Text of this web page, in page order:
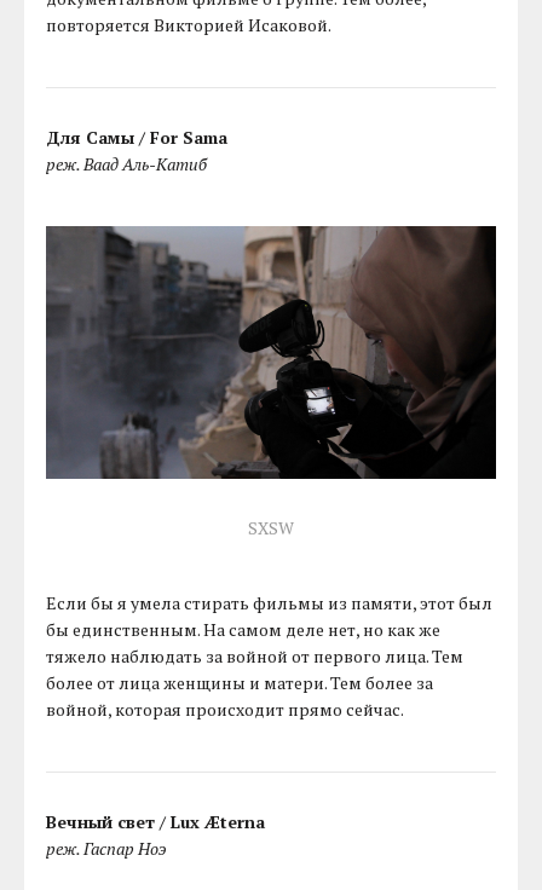
повторяется Викторией Исаковой.
Для Самы / For Sama
реж. Ваад Аль-Катиб
SXSW
Если бы я умела стирать фильмы из памяти, этот был
бы единственным. На самом деле нет, но как же
тяжело наблюдать за войной от первого лица. Тем
более от лица женщины и матери. Тем более за
войной, которая происходит прямо сейчас.
Вечный свет / Lux Æterna
реж. Гаспар Ноэ